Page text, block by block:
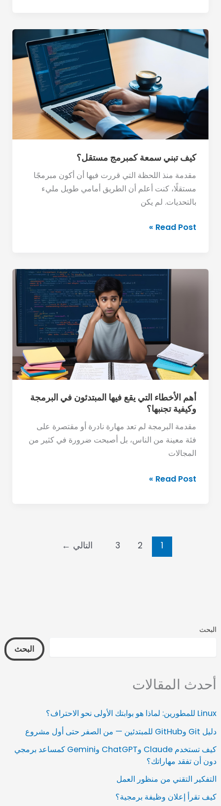
البحث
البحث
أحدث المقالات
Linux للمطورين: لماذا هو بوابتك الأولى نحو الاحتراف؟
دليل Git وGitHub للمبتدئين — من الصفر حتى أول مشروع
كيف تستخدم Claude وChatGPT وGemini كمساعد برمجي
دون أن تفقد مهاراتك؟
التفكير التقني من منظور العمل
كيف تقرأ إعلان وظيفة برمجية؟
كيف تبني سمعة كمبرمج مستقل؟
مقدمة منذ اللحظة التي قررت فيها أن أكون مبرمجًا
مستقلًا، كنت أعلم أن الطريق أمامي طويل مليء
بالتحديات. لم يكن
كيف
تبني
Read Post »
أهم الأخطاء التي يقع فيها المبتدئون في البرمجة
وكيفية تجنبها؟
مقدمة البرمجة لم تعد مهارة نادرة أو مقتصرة على
فئة معينة من الناس، بل أصبحت ضرورة في كثير من
المجالات
المبتدئون
في
البرمجة
وكيفية
تجنبها؟
Read Post »
1
2
3 التالي ←